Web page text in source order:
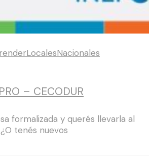
LocalesNacionales
– CECODUR
formalizada y querés llevarla al
tenés nuevos